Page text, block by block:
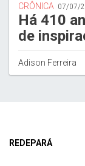
CRÔNICA 07/07/
Há 410
de
Adison Ferreira
REDEPARÁ